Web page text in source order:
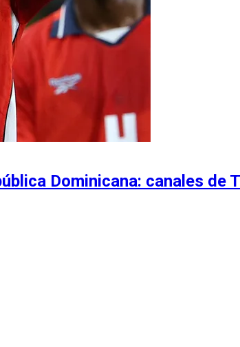
Dominicana: canales de